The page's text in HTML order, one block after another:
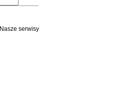
Nasze serwisy